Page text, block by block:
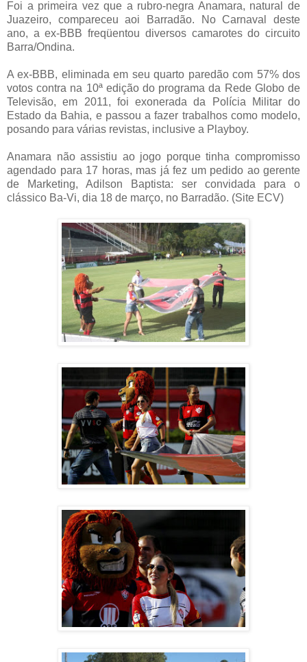
Foi a primeira vez que a rubro-negra Anamara, natural de
Juazeiro, compareceu aoi Barradão. No Carnaval deste
ano, a ex-BBB freqüentou diversos camarotes do circuito
Barra/Ondina.
A ex-BBB, eliminada em seu quarto paredão com 57% dos
votos contra na 10ª edição do programa da Rede Globo de
Televisão, em 2011, foi exonerada da Polícia Militar do
Estado da Bahia, e passou a fazer trabalhos como modelo,
posando para várias revistas, inclusive a Playboy.
Anamara não assistiu ao jogo porque tinha compromisso
agendado para 17 horas, mas já fez um pedido ao gerente
de Marketing, Adilson Baptista: ser convidada para o
clássico Ba-Vi, dia 18 de março, no Barradão. (Site ECV)